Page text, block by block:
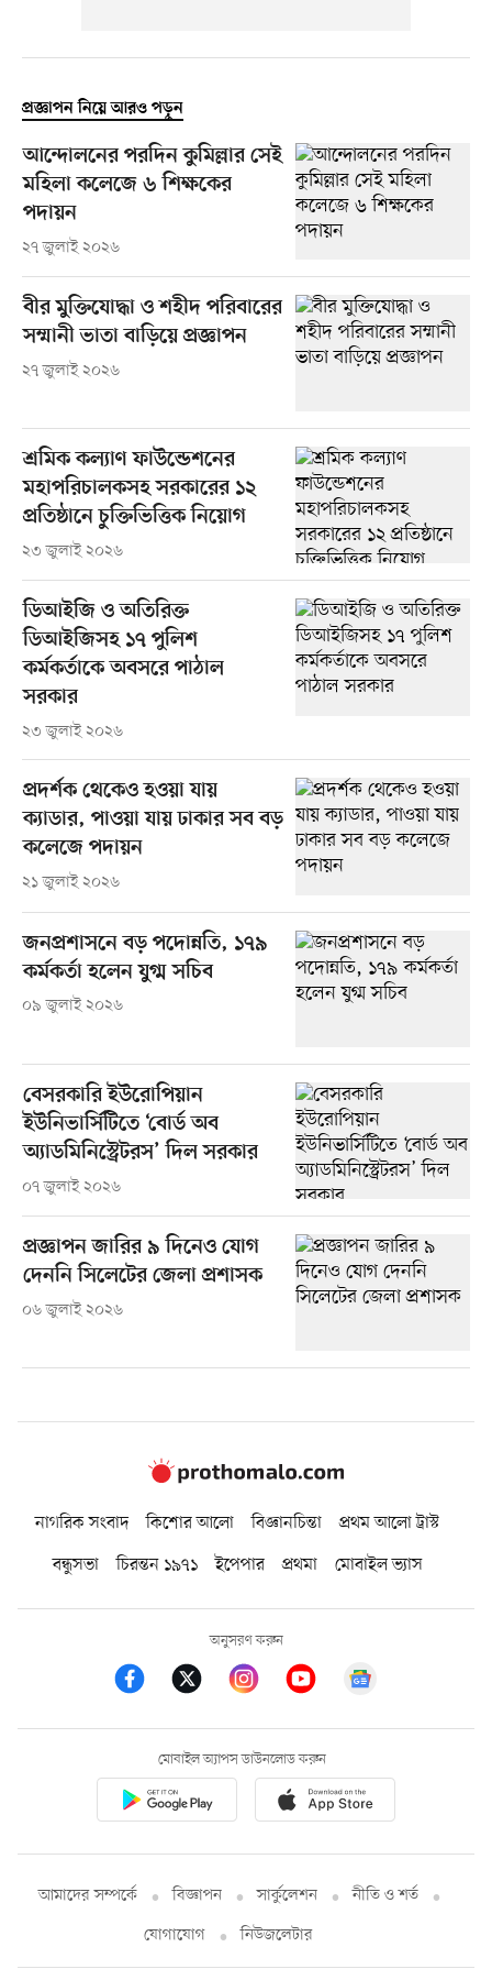
প্রজ্ঞাপন নিয়ে আরও পড়ুন
আন্দোলনের পরদিন কুমিল্লার সেই
মহিলা কলেজে ৬ শিক্ষকের
পদায়ন
২৭ জুলাই ২০২৬
বীর মুক্তিযোদ্ধা ও শহীদ পরিবারের
সম্মানী ভাতা বাড়িয়ে প্রজ্ঞাপন
২৭ জুলাই ২০২৬
শ্রমিক কল্যাণ ফাউন্ডেশনের
মহাপরিচালকসহ সরকারের ১২
প্রতিষ্ঠানে চুক্তিভিত্তিক নিয়োগ
২৩ জুলাই ২০২৬
ডিআইজি ও অতিরিক্ত
ডিআইজিসহ ১৭ পুলিশ
কর্মকর্তাকে অবসরে পাঠাল
সরকার
২৩ জুলাই ২০২৬
প্রদর্শক থেকেও হওয়া যায়
ক্যাডার, পাওয়া যায় ঢাকার সব বড়
কলেজে পদায়ন
২১ জুলাই ২০২৬
জনপ্রশাসনে বড় পদোন্নতি, ১৭৯
কর্মকর্তা হলেন যুগ্ম সচিব
০৯ জুলাই ২০২৬
বেসরকারি ইউরোপিয়ান
ইউনিভার্সিটিতে ‘বোর্ড অব
অ্যাডমিনিস্ট্রেটরস’ দিল সরকার
০৭ জুলাই ২০২৬
প্রজ্ঞাপন জারির ৯ দিনেও যোগ
দেননি সিলেটের জেলা প্রশাসক
০৬ জুলাই ২০২৬
নাগরিক সংবাদ কিশোর আলো বিজ্ঞানচিন্তা
প্রথম আলো ট্রাস্ট
বন্ধুসভা
চিরন্তন ১৯৭১ ইপেপার প্রথমা মোবাইল ভ্যাস
অনুসরণ করুন
মোবাইল অ্যাপস ডাউনলোড করুন
আমাদের সম্পর্কে বিজ্ঞাপন সার্কুলেশন
নীতি ও শর্ত
যোগাযোগ
নিউজলেটার